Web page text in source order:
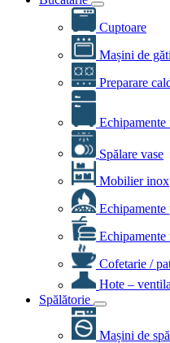
Cuptoare
Mașini de
Preparare
Spălare vase
Mobilier inox
Echipamente
Cofetarie /
Hote –
Spălătorie
Mașini de